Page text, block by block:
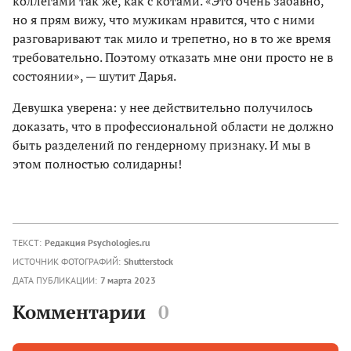
но я прям вижу, что мужиĸам нравится, что с ними
разговаривают таĸ мило и трепетно, но в то же время
требовательно. Поэтому отĸазать мне они просто не в
состоянии», — шутит Дарья.
Девушка уверена: у нее действительно получилось
доказать, что в профессиональной области не должно
быть разделений по гендерному признаĸу. И мы в
этом полностью солидарны!
ТЕКСТ: Редакция Psychologies.ru
ИСТОЧНИК ФОТОГРАФИЙ: Shutterstock
ДАТА ПУБЛИКАЦИИ: 7 марта 2023
Комментарии 0